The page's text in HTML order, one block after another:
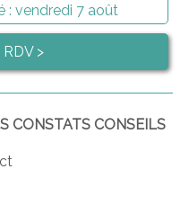
:vendredi 7 août
>
CONSTATS CONSEILS